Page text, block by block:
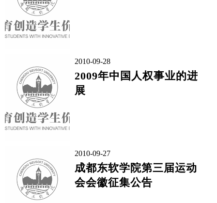
2010-09-28
2009年中国人权事业的进
展
2010-09-27
成都东软学院第三届运动
会会徽征集公告